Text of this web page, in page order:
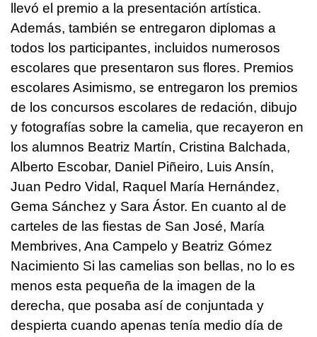
llevó el premio a la presentación artística.
Además, también se entregaron diplomas a
todos los participantes, incluidos numerosos
escolares que presentaron sus flores. Premios
escolares Asimismo, se entregaron los premios
de los concursos escolares de redación, dibujo
y fotografías sobre la camelia, que recayeron en
los alumnos Beatriz Martín, Cristina Balchada,
Alberto Escobar, Daniel Piñeiro, Luis Ansín,
Juan Pedro Vidal, Raquel María Hernández,
Gema Sánchez y Sara Ástor. En cuanto al de
carteles de las fiestas de San José, María
Membrives, Ana Campelo y Beatriz Gómez
Nacimiento Si las camelias son bellas, no lo es
menos esta pequeña de la imagen de la
derecha, que posaba así de conjuntada y
despierta cuando apenas tenía medio día de